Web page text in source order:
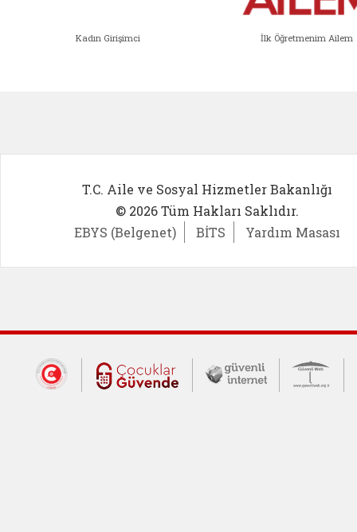
Kadın Girişimci İlk Öğretmenim Ailem
T.C. Aile ve Sosyal Hizmetler Bakanlığı
© 2026 Tüm Hakları Saklıdır.
EBYS (Belgenet)
BİTS Yardım Masası
Dış Bağlantılar
Cumhurbaşkanlığı İletişim Merkezi
Çocuklar Güvende (yeni
Güvenli